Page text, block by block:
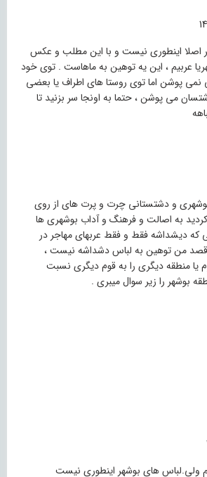
اصلا اینطوری نیست و با این مطلب و عکس
عربیم ، این یه توهین به ماهاست . توی خود
پوشن اما توی روستا های اطراف یا بعضی
می پوشن ، حتما به اونجا سر بزنید تا
و دشتستانی چرت و پرت های از روی
به اصالت و فرهنگ و آداب بوشهری ها
که دیشداشه فقط و فقط عربهای مهاجر در
قصد من توهین به لباس دشداشه نیست ،
یا منطقه دیگری را به قوم دیگری نسبت
بوشهر را زیر سوال میبری .
ولی.لباس های بوشهر اینطوری نیست